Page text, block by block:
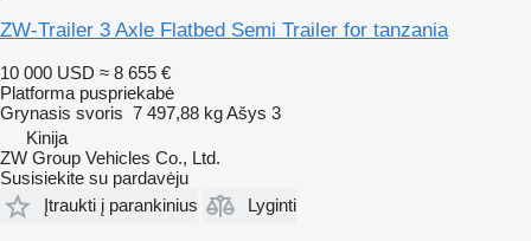
ZW-Trailer 3 Axle Flatbed Semi Trailer for tanzania
10 000 USD ≈ 8 655 €
Platforma puspriekabė
Grynasis svoris 7 497,88 kgAšys 3
Kinija
ZW Group Vehicles Co., Ltd.
Susisiekite su pardavėju
Įtraukti į parankinius
Lyginti